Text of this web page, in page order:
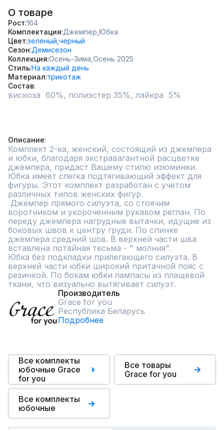
О товаре
Рост 164
Комплектация Джемпер, Юбка
Цвет зеленый, черный
Сезон Демисезон
Коллекция Осень-Зима, Осень 2025
СтильНа каждый день
Материал трикотаж
Состав
вискоза  60%, полиэстер 35%, лайкра  5%
Описание
Комплект 2-ка, женский, состоящий из джемпера
и юбки, благодаря экстравагантной расцветке
джемпера, придаст Вашему стилю изюминки.
Юбка имеет слегка подтягивающий эффект для
фигуры. Этот комплект разработан с учетом
различных типов женских фигур.
воротником и укороченным рукавом реглан. По
переду джемпера нагрудные вытачки, идущие из
боковых швов к центру груди. По спинке
джемпера средний шов. В верхней части шва
вставлена потайная тесьма - " молния".
Юбка без подкладки прилегающего силуэта. В
верхней части юбки широкий притачной пояс с
резинкой. По бокам юбки лампасы из плащевой
ткани, что визуально вытягивает силуэт.
Производитель
Grace for you
Республика Беларусь
Подробнее
Все комплекты
юбочные Grace
for you
Все товары
Grace for you
Все комплекты
юбочные